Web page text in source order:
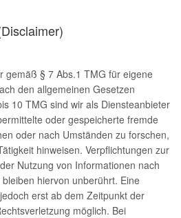
gemäß § 7 Abs.1 TMG für eigene
den allgemeinen Gesetzen
10 TMG sind wir als Diensteanbieter
oder gespeicherte fremde
oder nach Umständen zu forschen,
hinweisen. Verpflichtungen zur
Nutzung von Informationen nach
hiervon unberührt. Eine
erst ab dem Zeitpunkt der
möglich. Bei